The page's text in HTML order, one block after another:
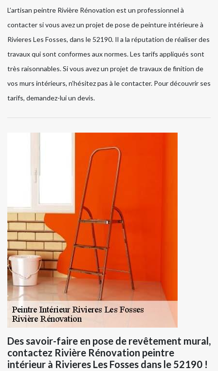
L’artisan peintre Rivière Rénovation est un professionnel à
contacter si vous avez un projet de pose de peinture intérieure à
Rivieres Les Fosses, dans le 52190. Il a la réputation de réaliser des
travaux qui sont conformes aux normes. Les tarifs appliqués sont
très raisonnables. Si vous avez un projet de travaux de finition de
vos murs intérieurs, n’hésitez pas à le contacter. Pour découvrir ses
tarifs, demandez-lui un devis.
Des savoir-faire en pose de revêtement mural,
contactez Rivière Rénovation peintre
intérieur à Rivieres Les Fosses dans le 52190 !